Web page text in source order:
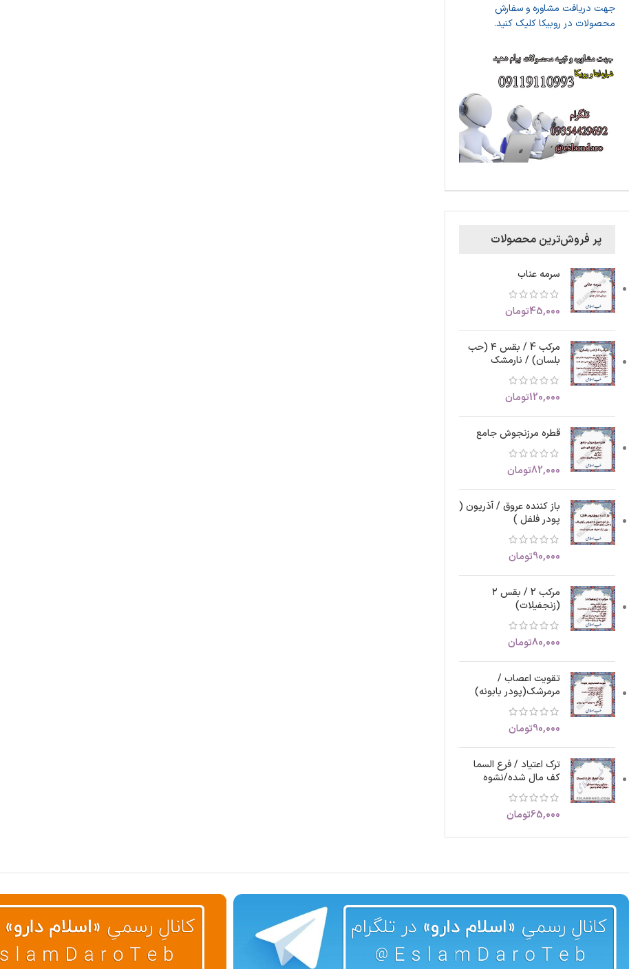
جهت دریافت مشاوره و سفارش
محصولات در روبیکا کلیک کنید.
پر فروش‌ترین محصولات
سرمه عناب
45,000تومان
مرکب 4 / بقس ۴ (حب
بلسان) / نارمشک
120,000تومان
قطره مرزنجوش جامع
82,000تومان
باز کننده عروق / آذریون (
پودر فلفل )
90,000تومان
مرکب 2 / بقس ۲
(زنجفیلات)
80,000تومان
تقویت اعصاب /
مرمرشک(پودر بابونه)
90,000تومان
ترک اعتیاد / فرع السما
کف مال شده/نشوه
65,000تومان